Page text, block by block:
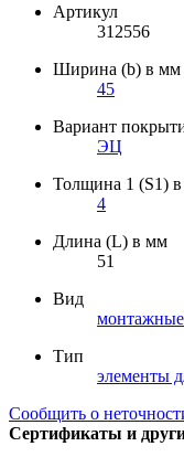
Артикул
312556
Ширина (b) в мм
45
Вариант
ЭЦ
Толщина 1 (S1)
4
Длина (L) в мм
51
Вид
Тип
элементы
Сообщить о
Сертификаты и